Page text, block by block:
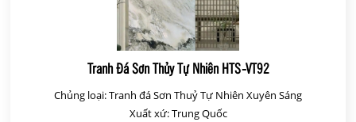
Tranh Đá Sơn Thủy Tự Nhiên HTS-VT92
Chủng loại: Tranh đá Sơn Thuỷ Tự Nhiên Xuyên Sáng
Xuất xứ: Trung Quốc